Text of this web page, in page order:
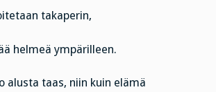
takaperin,
helmeä ympärilleen.
alusta taas, niin kuin elämä